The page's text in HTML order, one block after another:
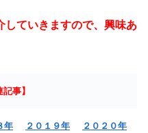
していきますので、興味あ
事】
年 ２０１９年 ２０２０年